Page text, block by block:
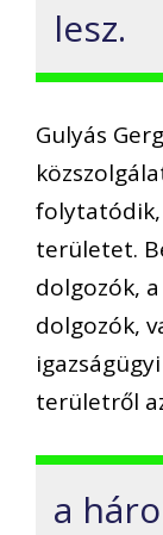
lesz.
Gulyás
területet.
dolgozók,
dolgozók,
területről
a